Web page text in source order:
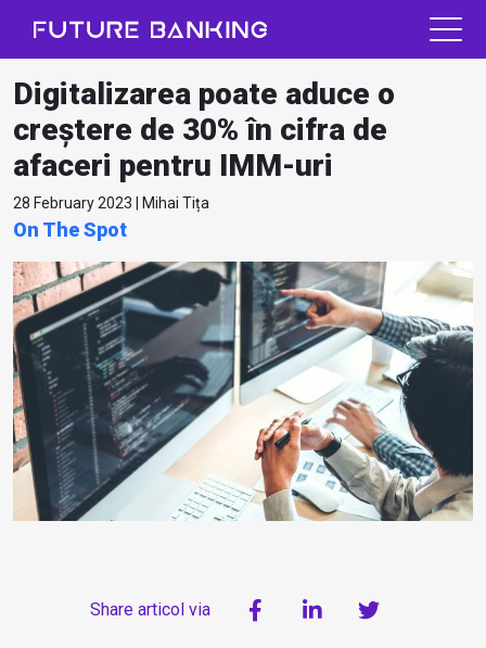
Digitalizarea poate aduce o
creștere de 30% în cifra de
afaceri pentru IMM-uri
28 February 2023 | Mihai Tița
On The Spot
Share articol via